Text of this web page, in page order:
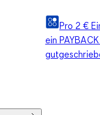
Pro 2 €
ein